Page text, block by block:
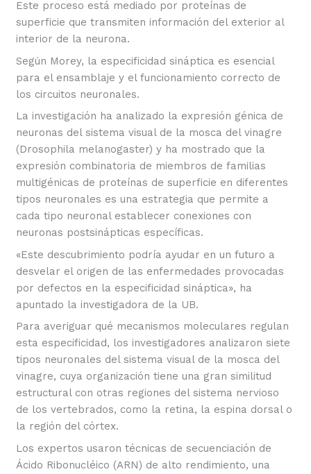
Este proceso está mediado por proteínas de
superficie que transmiten información del exterior al
interior de la neurona.
Según Morey, la especificidad sináptica es esencial
para el ensamblaje y el funcionamiento correcto de
los circuitos neuronales.
La investigación ha analizado la expresión génica de
neuronas del sistema visual de la mosca del vinagre
(Drosophila melanogaster) y ha mostrado que la
expresión combinatoria de miembros de familias
multigénicas de proteínas de superficie en diferentes
tipos neuronales es una estrategia que permite a
cada tipo neuronal establecer conexiones con
neuronas postsinápticas específicas.
«Este descubrimiento podría ayudar en un futuro a
desvelar el origen de las enfermedades provocadas
por defectos en la especificidad sináptica», ha
apuntado la investigadora de la UB.
Para averiguar qué mecanismos moleculares regulan
esta especificidad, los investigadores analizaron siete
tipos neuronales del sistema visual de la mosca del
vinagre, cuya organización tiene una gran similitud
estructural con otras regiones del sistema nervioso
de los vertebrados, como la retina, la espina dorsal o
la región del córtex.
Los expertos usaron técnicas de secuenciación de
Ácido Ribonucléico (ARN) de alto rendimiento, una